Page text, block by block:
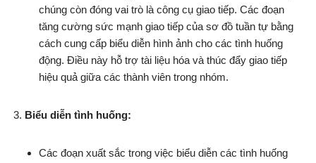
chúng còn đóng vai trò là công cụ giao tiếp. Các đoạn
tăng cường sức mạnh giao tiếp của sơ đồ tuần tự bằng
cách cung cấp biểu diễn hình ảnh cho các tình huống
động. Điều này hỗ trợ tài liệu hóa và thúc đẩy giao tiếp
hiệu quả giữa các thành viên trong nhóm.
Biểu diễn tình huống:
Các đoạn xuất sắc trong việc biểu diễn các tình huống